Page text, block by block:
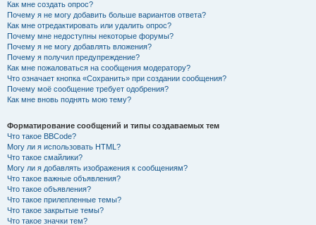
Как мне создать опрос?
Почему я не могу добавить больше вариантов ответа?
Как мне отредактировать или удалить опрос?
Почему мне недоступны некоторые форумы?
Почему я не могу добавлять вложения?
Почему я получил предупреждение?
Как мне пожаловаться на сообщения модератору?
Что означает кнопка «Сохранить» при создании сообщения?
Почему моё сообщение требует одобрения?
Как мне вновь поднять мою тему?
Форматирование сообщений и типы создаваемых тем
Что такое BBCode?
Могу ли я использовать HTML?
Что такое смайлики?
Могу ли я добавлять изображения к сообщениям?
Что такое важные объявления?
Что такое объявления?
Что такое прилепленные темы?
Что такое закрытые темы?
Что такое значки тем?